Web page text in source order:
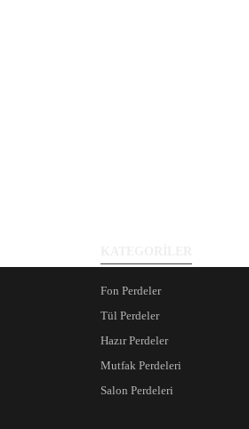
Fon Perdeler
Tül Perdeler
Hazır Perdeler
Mutfak Perdeleri
Salon Perdeleri